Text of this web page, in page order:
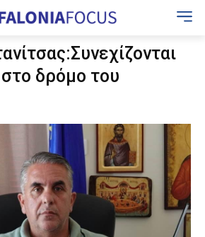
στο δρόμο του